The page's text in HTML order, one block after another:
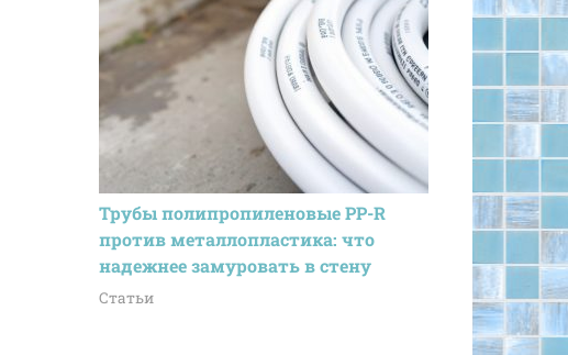
Трубы полипропиленовые PP-R
против металлопластика: что
надежнее замуровать в стену
Статьи